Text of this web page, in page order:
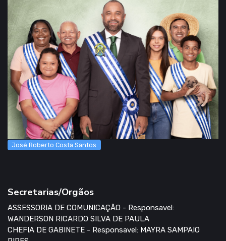
José Roberto Costa Santos
Secretarias/Orgãos
ASSESSORIA DE COMUNICAÇÃO - Responsavel:
WANDERSON RICARDO SILVA DE PAULA
CHEFIA DE GABINETE - Responsavel: MAYRA SAMPAIO